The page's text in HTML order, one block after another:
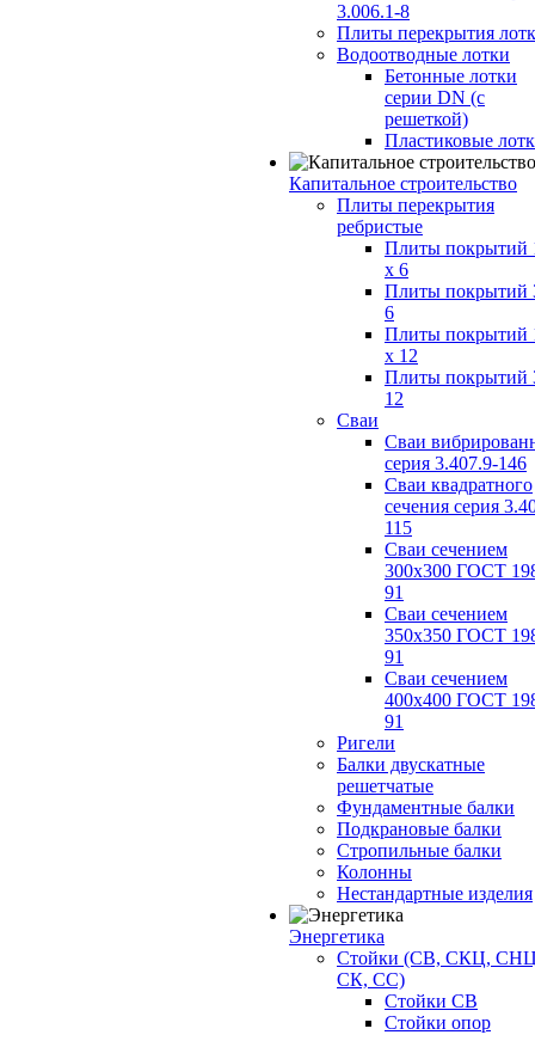
3.006.1-8
Плиты перекрытия
Водоотводные лотки
Бетонные лотки
серии DN (с
решеткой)
Пластиковые
Капитальное строительство
Плиты перекрытия
ребристые
Плиты покрытий
x 6
Плиты покрытий
6
Плиты покрытий
x 12
Плиты покрытий
12
Сваи
Сваи
серия 3.407.9-146
Сваи квадратного
сечения серия
115
Сваи сечением
300х300 ГОСТ
91
Сваи сечением
350х350 ГОСТ
91
Сваи сечением
400х400 ГОСТ
91
Ригели
Балки двускатные
решетчатые
Фундаментные балки
Подкрановые балки
Стропильные балки
Колонны
Нестандартные изделия
Энергетика
Стойки (СВ, СКЦ,
СК, СС)
Стойки СВ
Стойки опор